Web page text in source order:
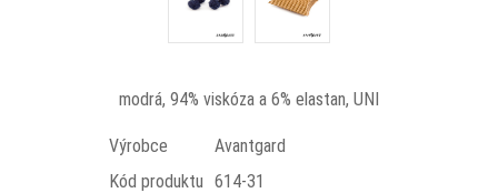
modrá, 94% viskóza a 6% elastan, UNI
Výrobce
Avantgard
Kód produktu 614-31